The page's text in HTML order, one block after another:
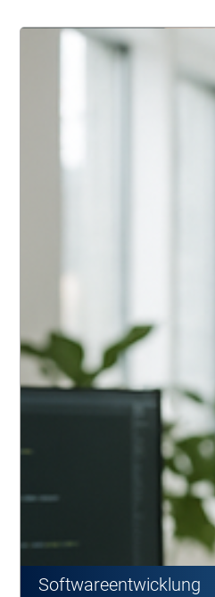
Softwareentwicklung